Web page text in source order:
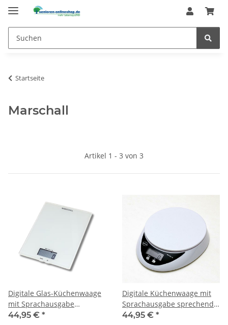
Startseite
Marschall
Artikel 1 - 3 von 3
Digitale Glas-Küchenwaage
mit Sprachausgabe
sprechende Waage
44,95 € *
Digitale Küchenwaage mit
Sprachausgabe sprechende
Waage
44,95 € *